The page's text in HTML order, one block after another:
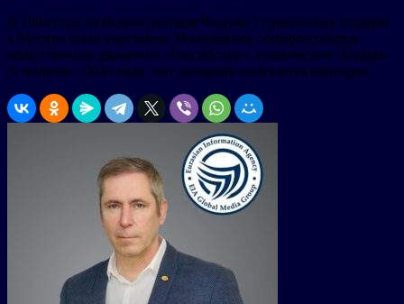
В 2004 году на Всероссийском Форуме студенческих отрядов
в Москве было учреждено Молодежное общероссийское
общественное движение «Российские Студенческие Отряды».
А начиная с 2015 года этот праздник отмечается ежегодно.